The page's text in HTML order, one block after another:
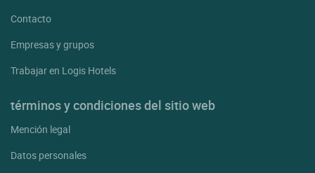
Contacto
Empresas y grupos
Trabajar en Logis Hotels
términos y condiciones del sitio web
Mención legal
Datos personales